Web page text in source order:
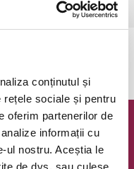
conținutul și
rețele sociale și pentru
oferim partenerilor de
informații cu
ul nostru. Aceștia le
de dvs. sau culese
cu cele mai noi